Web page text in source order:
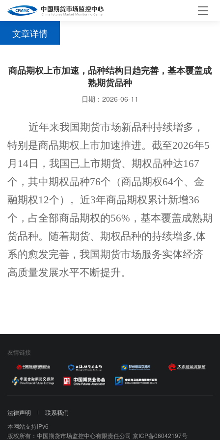
文章详情
商品期权上市加速，品种结构日趋完善，基本覆盖成
熟期货品种
日期：2026-06-11
近年来我国期货市场新品种持续增多，
特别是商品期权上市加速推进。 截至2026年5
月 14日 ， 我国已上市期货、 期权品种达167
个 ，其中期权品种76个（商品期权64个、金
融期权12个）。 近3年商品期权累计新增36
个， 占全部商品期权的56% ，基本覆盖成熟期
货品种。 随着期货、期权品种的持续增多,体
系的愈发完善，我国期货市场服务实体经济
高质量发展水平不断提升。
友情链接
法律声明
联系我们
本网站支持IPv6
版权所有：中国期货市场监控中心有限责任公司 京ICP备06042197号